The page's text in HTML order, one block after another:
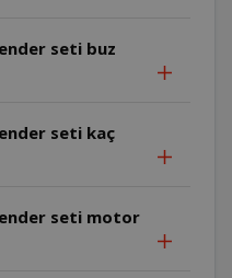
seti buz
seti kaç
seti motor